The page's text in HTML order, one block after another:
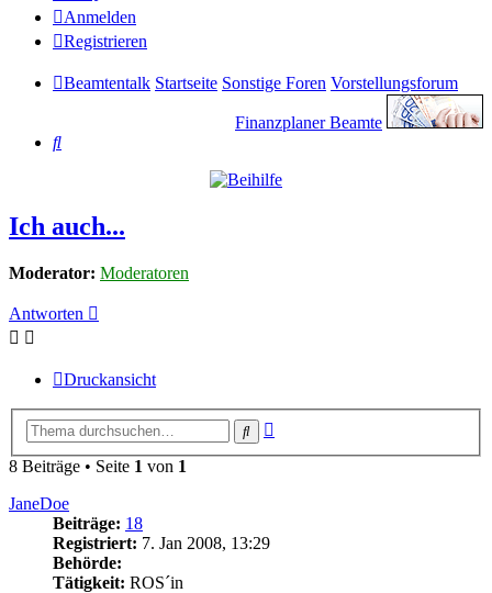
Anmelden
Registrieren
Beamtentalk Startseite Sonstige Foren Vorstellungsforum
Finanzplaner Beamte
Suche
Ich auch...
Moderator: Moderatoren
Antworten
Druckansicht
Suche
8 Beiträge • Seite 1 von 1
JaneDoe
Beiträge: 18
Registriert: 7. Jan 2008, 13:29
Behörde:
Tätigkeit: ROS´in